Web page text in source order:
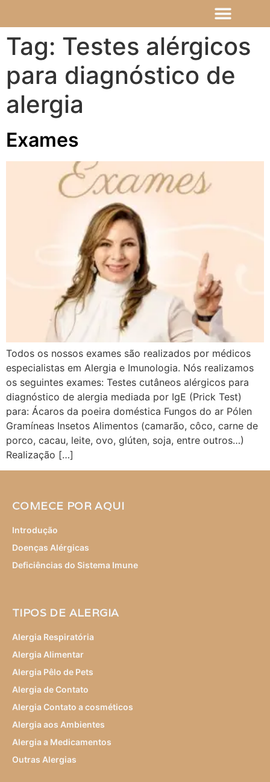
Tag: Testes alérgicos
para diagnóstico de
alergia
Exames
Todos os nossos exames são realizados por médicos
especialistas em Alergia e Imunologia. Nós realizamos
os seguintes exames: Testes cutâneos alérgicos para
diagnóstico de alergia mediada por IgE (Prick Test)
para: Ácaros da poeira doméstica Fungos do ar Pólen
Gramíneas Insetos Alimentos (camarão, côco, carne de
porco, cacau, leite, ovo, glúten, soja, entre outros…)
Realização […]
COMECE POR AQUI
Introdução
Doenças Alérgicas
Deficiências do Sistema Imune
TIPOS DE ALERGIA
Alergia Respiratória
Alergia Alimentar
Alergia Pêlo de Pets
Alergia de Contato
Alergia Contato a cosméticos
Alergia aos Ambientes
Alergia a Medicamentos
Outras Alergias